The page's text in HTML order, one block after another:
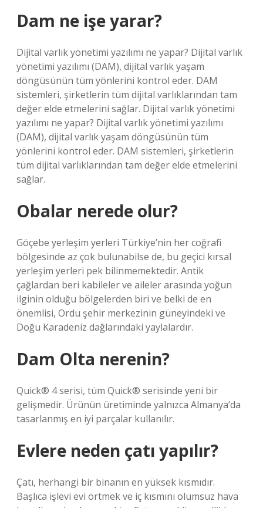
Dam ne işe yarar?
Dijital varlık yönetimi yazılımı ne yapar? Dijital varlık
yönetimi yazılımı (DAM), dijital varlık yaşam
döngüsünün tüm yönlerini kontrol eder. DAM
sistemleri, şirketlerin tüm dijital varlıklarından tam
değer elde etmelerini sağlar. Dijital varlık yönetimi
yazılımı ne yapar? Dijital varlık yönetimi yazılımı
(DAM), dijital varlık yaşam döngüsünün tüm
yönlerini kontrol eder. DAM sistemleri, şirketlerin
tüm dijital varlıklarından tam değer elde etmelerini
sağlar.
Obalar nerede olur?
Göçebe yerleşim yerleri Türkiye’nin her coğrafi
bölgesinde az çok bulunabilse de, bu geçici kırsal
yerleşim yerleri pek bilinmemektedir. Antik
çağlardan beri kabileler ve aileler arasında yoğun
ilginin olduğu bölgelerden biri ve belki de en
önemlisi, Ordu şehir merkezinin güneyindeki ve
Doğu Karadeniz dağlarındaki yaylalardır.
Dam Olta nerenin?
Quick® 4 serisi, tüm Quick® serisinde yeni bir
gelişmedir. Ürünün üretiminde yalnızca Almanya’da
tasarlanmış en iyi parçalar kullanılır.
Evlere neden çatı yapılır?
Çatı, herhangi bir binanın en yüksek kısmıdır.
Başlıca işlevi evi örtmek ve iç kısmını olumsuz hava